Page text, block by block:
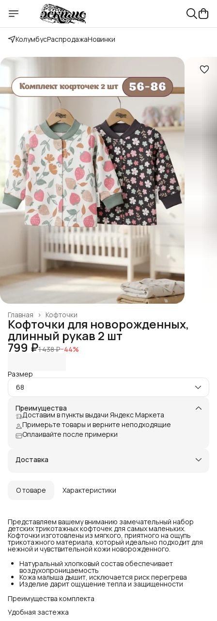
КолумбусРаспродажаНовинки
Кофточки
Главная ›
Кофточки для новорожденных,
длинный рукав 2 шт
799 ₽1 438 ₽−44%
Размер
68
Преимущества
Доставим в пункты выдачи Яндекс Маркета
Примерьте товары и верните неподходящие
Оплаивайте после примерки
Доставка
О товаре Характеристики
Представляем вашему вниманию замечательный набор
детских трикотажных кофточек для самых маленьких.
Кофточки изготовлены из мягкого, приятного на ощупь
трикотажного материала, который идеально подходит для
нежной и чувствительной кожи новорожденного.
Натуральный хлопковый состав обеспечивает
воздухопроницаемость
Кожа малыша дышит, исключается риск перегрева
Изделие дарит ощущение тепла и защищенности
Преимущества комплекта
Удобная застежка